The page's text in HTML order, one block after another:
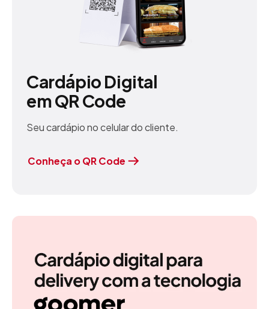
Cardápio Digital
em QR Code
Seu cardápio no celular do cliente.
Conheça o QR Code